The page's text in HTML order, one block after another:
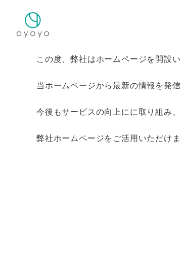
この度、弊社はホームページを開設い
当ホームページから最新の情報を発信
今後もサービスの向上にに取り組み
弊社ホームページをご活用いただけ